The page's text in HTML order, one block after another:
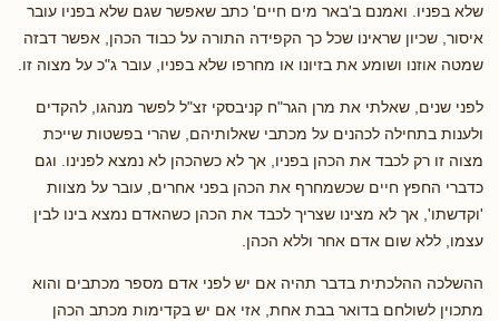
שלא בפניו. ואמנם ב'באר מים חיים' כתב שאפשר שגם שלא בפניו עובר
איסור, שכיון שראינו שכל כך הקפידה התורה על כבוד הכהן, אפשר דבזה
שמטה אוזנו ושומע את בזיונו או מחרפו שלא בפניו, עובר ג"כ על מצוה זו.
לפני שנים, שאלתי את מרן הגר"ח קניבסקי זצ"ל לפשר מנהגו, להקדים
ולענות בתחילה לכהנים על מכתבי שאלותיהם, שהרי בפשטות שייכת
מצוה זו רק לכבד את הכהן בפניו, אך לא כשהכהן לא נמצא לפנינו. וגם
כדברי החפץ חיים שכשמחרף את הכהן בפני אחרים, עובר על מצוות
'וקדשתו', אך לא מצינו שצריך לכבד את הכהן כשהאדם נמצא בינו לבין
עצמו, ללא שום אדם אחר וללא הכהן.
ההשלכה ההלכתית בדבר תהיה אם יש לפני אדם מספר מכתבים והוא
מתכוין לשולחם בדואר בבת אחת, אזי אם יש בקדימות מכתב הכהן